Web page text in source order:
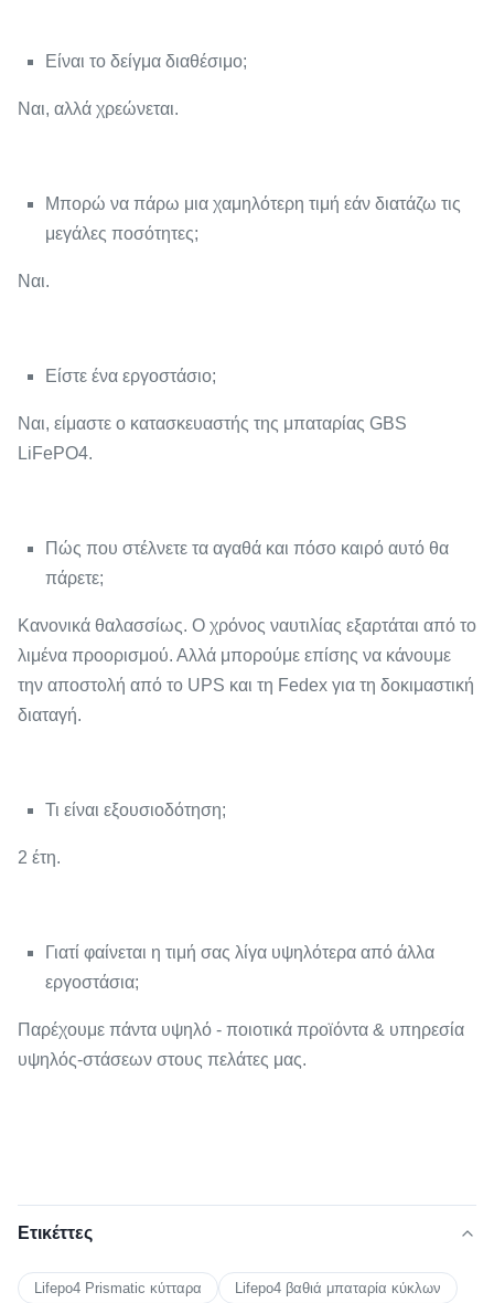
Είναι το δείγμα διαθέσιμο;
Ναι, αλλά χρεώνεται.
Μπορώ να πάρω μια χαμηλότερη τιμή εάν διατάζω τις
μεγάλες ποσότητες;
Ναι.
Είστε ένα εργοστάσιο;
Ναι, είμαστε ο κατασκευαστής της μπαταρίας GBS
LiFePO4.
Πώς που στέλνετε τα αγαθά και πόσο καιρό αυτό θα
πάρετε;
Κανονικά θαλασσίως. Ο χρόνος ναυτιλίας εξαρτάται από το
λιμένα προορισμού. Αλλά μπορούμε επίσης να κάνουμε
την αποστολή από το UPS και τη Fedex για τη δοκιμαστική
διαταγή.
Τι είναι εξουσιοδότηση;
2 έτη.
Γιατί φαίνεται η τιμή σας λίγα υψηλότερα από άλλα
εργοστάσια;
Παρέχουμε πάντα υψηλό - ποιοτικά προϊόντα & υπηρεσία
υψηλός-στάσεων στους πελάτες μας.
Ετικέττες
Lifepo4 Prismatic κύτταρα
Lifepo4 βαθιά μπαταρία κύκλων